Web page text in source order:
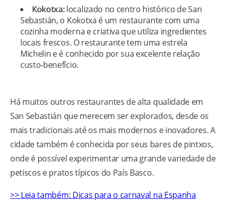
Kokotxa:localizado no centro histórico de San
Sebastián, o Kokotxa é um restaurante com uma
cozinha moderna e criativa que utiliza ingredientes
locais frescos. O restaurante tem uma estrela
Michelin e é conhecido por sua excelente relação
custo-benefício.
Há muitos outros restaurantes de alta qualidade em
San Sebastián que merecem ser explorados, desde os
mais tradicionais até os mais modernos e inovadores. A
cidade também é conhecida por seus bares de pintxos,
onde é possível experimentar uma grande variedade de
petiscos e pratos típicos do País Basco.
>> Leia também: Dicas para o carnaval na Espanha